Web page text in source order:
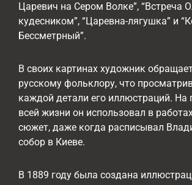
Царевич на Сером Волке”, “Встреча
кудесником”, “Царевна-лягушка” и
Бессметрный”.
В своих картинах художник
русскому фольклору, что
каждой детали его иллюстраций. На
всей жизни он использовал в
сюжет, даже когда расписывал
собор в Киеве.
В 1889 году была создана